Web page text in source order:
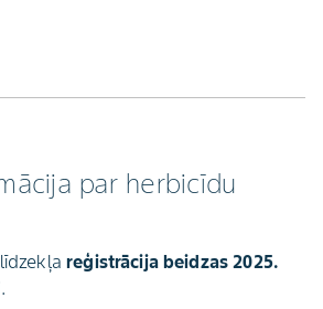
par herbicīdu
reģistrācija beidzas 2025.
.